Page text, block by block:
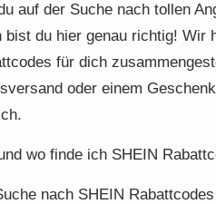
auf der Suche nach tollen
bist du hier genau richtig! Wir
für dich
oder einem
wo finde ich SHEIN
nach SHEIN